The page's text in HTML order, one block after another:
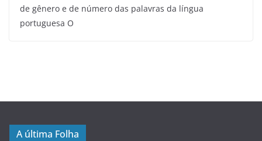
de gênero e de número das palavras da língua
portuguesa O
A última Folha